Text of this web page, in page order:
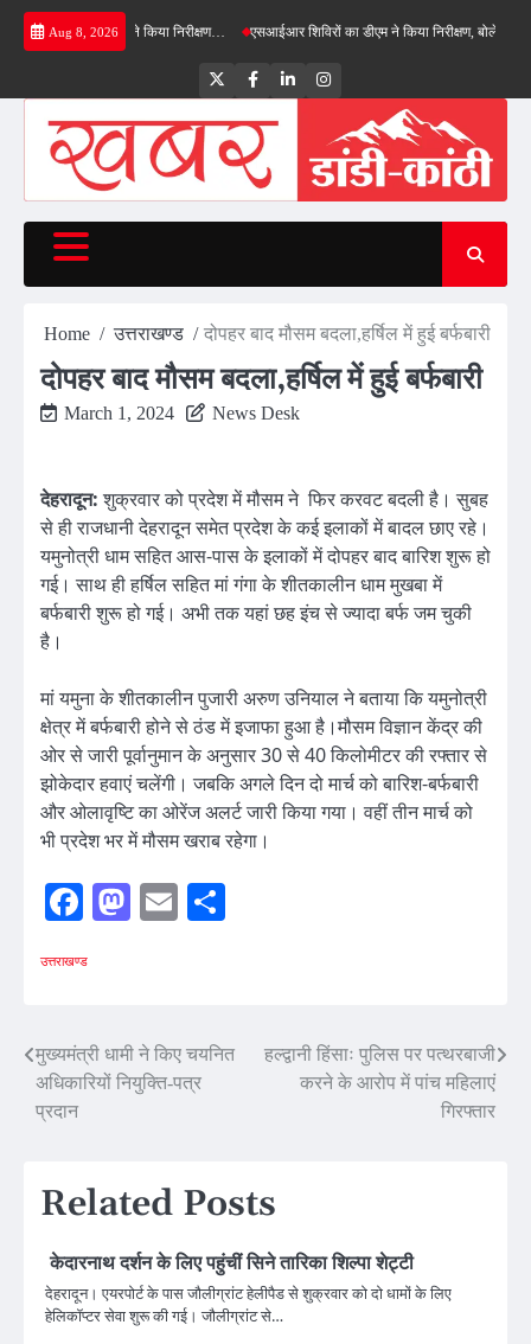
Skip
Aug 8, 2026
का डीएम ने किया निरीक्षण… एसआईआर शिविरों का डीएम ने किया निरीक्षण, बोले—कोई पात्र
TwitterFacebookLinkedInInstagram
Home उत्तराखण्ड दोपहर बाद मौसम बदला,हर्षिल में हुई बर्फबारी
दोपहर बाद मौसम बदला,हर्षिल में हुई बर्फबारी
March 1, 2024 News Desk
देहरादून:शुक्रवार को प्रदेश में मौसम ने फिर करवट बदली है। सुबह
से ही राजधानी देहरादून समेत प्रदेश के कई इलाकों में बादल छाए रहे।
यमुनोत्री धाम सहित आस-पास के इलाकों में दोपहर बाद बारिश शुरू हो
गई। साथ ही हर्षिल सहित मां गंगा के शीतकालीन धाम मुखबा में
बर्फबारी शुरू हो गई। अभी तक यहां छह इंच से ज्यादा बर्फ जम चुकी
है।
मां यमुना के शीतकालीन पुजारी अरुण उनियाल ने बताया कि यमुनोत्री
क्षेत्र में बर्फबारी होने से ठंड में इजाफा हुआ है।मौसम विज्ञान केंद्र की
ओर से जारी पूर्वानुमान के अनुसार 30 से 40 किलोमीटर की रफ्तार से
झोकेदार हवाएं चलेंगी। जबकि अगले दिन दो मार्च को बारिश-बर्फबारी
और ओलावृष्टि का ओरेंज अलर्ट जारी किया गया। वहीं तीन मार्च को
भी प्रदेश भर में मौसम खराब रहेगा।
Facebook
Mastodon
Email
उत्तराखण्ड
Post
navigation
मुख्यमंत्री धामी ने किए चयनित
अधिकारियों नियुक्ति-पत्र
प्रदान
हल्द्वानी हिंसाः पुलिस पर पत्थरबाजी
करने के आरोप में पांच महिलाएं
गिरफ्तार
Related Posts
केदारनाथ दर्शन के लिए पहुंचीं सिने तारिका शिल्पा शेट्टी
देहरादून। एयरपोर्ट के पास जौलीग्रांट हेलीपैड से शुक्रवार को दो धामों के लिए
हेलिकॉप्टर सेवा शुरू की गई। जौलीग्रांट से…